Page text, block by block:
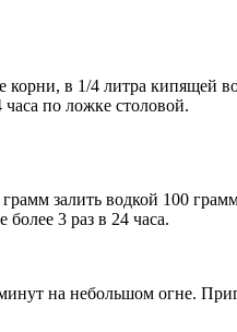
в 1/4 литра кипящей
по ложке столовой.
залить водкой 100
3 раз в 24 часа.
на небольшом огне.